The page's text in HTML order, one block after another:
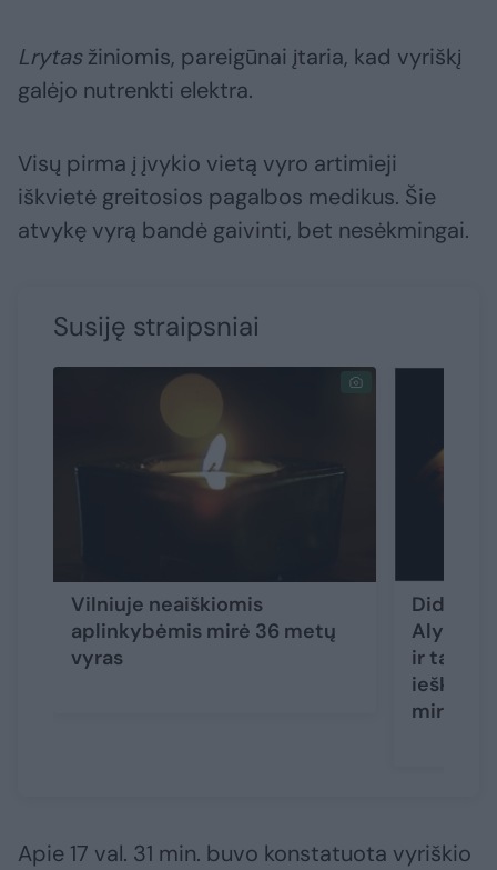
Lrytasžiniomis, pareigūnai įtaria, kad vyriškį
galėjo nutrenkti elektra.
Visų pirma į įvykio vietą vyro artimieji
iškvietė greitosios pagalbos medikus. Šie
atvykę vyrą bandė gaivinti, bet nesėkmingai.
Susiję straipsniai
Vilniuje neaiškiomis
aplinkybėmis mirė 36 metų
vyras
Didžiulė
Alytaus
ir
ieškotas
miręs
Apie 17 val. 31 min. buvo konstatuota vyriškio